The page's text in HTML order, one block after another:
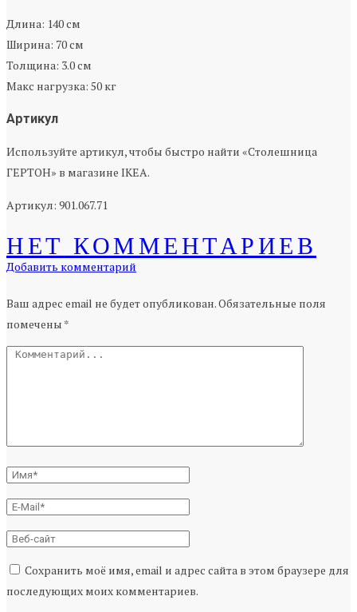
Длина: 140 см
Ширина: 70 см
Толщина: 3.0 см
Макс нагрузка: 50 кг
Артикул
Используйте артикул, чтобы быстро найти «Столешница
ГЕРТОН» в магазине IKEA.
Артикул: 901.067.71
НЕТ КОММЕНТАРИЕВ
Добавить комментарий
Ваш адрес email не будет опубликован.Обязательные поля
помечены *
Сохранить моё имя, email и адрес сайта в этом браузере для
последующих моих комментариев.